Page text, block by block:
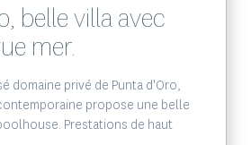
belle villa avec
mer.
domaine privé de Punta d'Oro,
propose une belle
Prestations de haut